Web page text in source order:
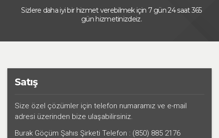
Sizlere daha iyi bir hizmet verebilmek için 7 gün 24 saat 365
gün hizmetinizdeiz.
Satış
Size özel çözümler için telefon numaramız ve e-mail
adresi üzerinden bize ulaşabilirsiniz.
Burak Göçüm Şahıs Şirketi Telefon : (850) 885 2176